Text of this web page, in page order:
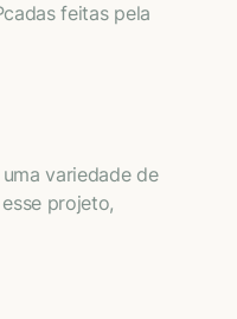
feitas pela
variedade de
projeto,